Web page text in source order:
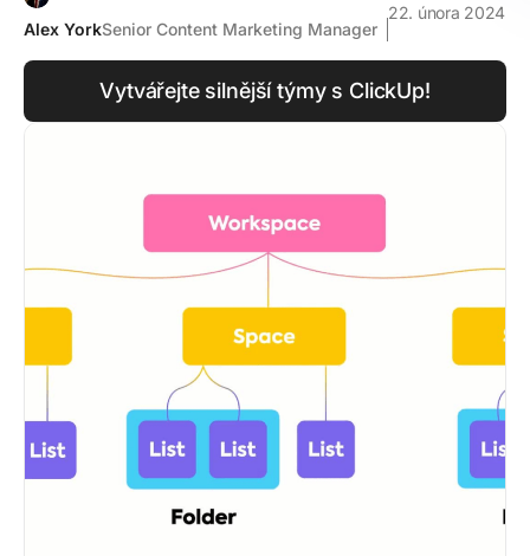
Alex YorkSenior Content Marketing Manager
22. února 2024
Vytvářejte silnější týmy s ClickUp!